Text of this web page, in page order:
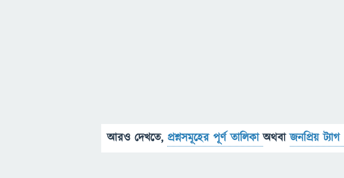
আরও দেখতে, প্রশ্নসমূহের পূর্ণ তালিকাঅথবাজনপ্রিয় ট্যাগ